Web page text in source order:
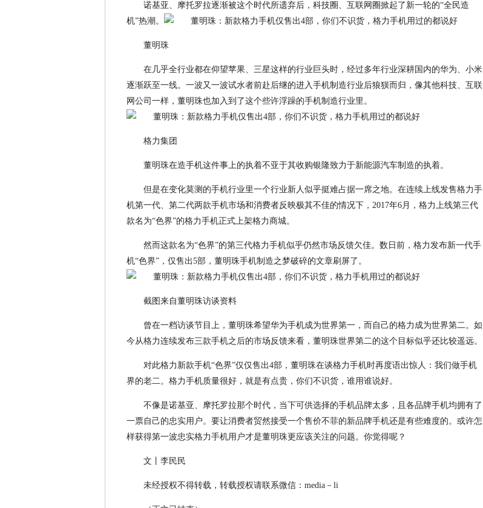
诺基亚、摩托罗拉逐渐被这个时代所遗弃后，科技圈、互联网圈掀起了新一轮的“全民造
机”热潮。
董明珠
在几乎全行业都在仰望苹果、三星这样的行业巨头时，经过多年行业深耕国内的华为、小米
逐渐跃至一线。一波又一波试水者前赴后继的进入手机制造行业后狼狈而归，像其他科技、互联
网公司一样，董明珠也加入到了这个些许浮躁的手机制造行业里。
格力集团
董明珠在造手机这件事上的执着不亚于其收购银隆致力于新能源汽车制造的执着。
但是在变化莫测的手机行业里一个行业新人似乎挺难占据一席之地。在连续上线发售格力手
机第一代、第二代两款手机市场和消费者反映极其不佳的情况下，2017年6月，格力上线第三代
款名为“色界”的格力手机正式上架格力商城。
然而这款名为“色界”的第三代格力手机似乎仍然市场反馈欠佳。数日前，格力发布新一代手
机“色界”，仅售出5部，董明珠手机制造之梦破碎的文章刷屏了。
截图来自董明珠访谈资料
曾在一档访谈节目上，董明珠希望华为手机成为世界第一，而自己的格力成为世界第二。如
今从格力连续发布三款手机之后的市场反馈来看，董明珠世界第二的这个目标似乎还比较遥远。
对此格力新款手机“色界”仅仅售出4部，董明珠在谈格力手机时再度语出惊人：我们做手机
界的老二。格力手机质量很好，就是有点贵，你们不识货，谁用谁说好。
不像是诺基亚、摩托罗拉那个时代，当下可供选择的手机品牌太多，且各品牌手机均拥有了
一票自己的忠实用户。要让消费者贸然接受一个售价不菲的新品牌手机还是有些难度的。或许怎
样获得第一波忠实格力手机用户才是董明珠更应该关注的问题。你觉得呢？
文丨李民民
未经授权不得转载，转载授权请联系微信：media－li